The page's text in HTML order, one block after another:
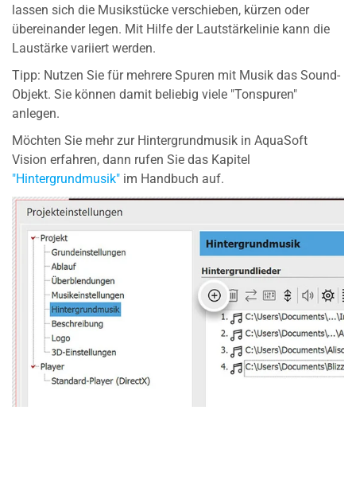
lassen sich die Musikstücke verschieben, kürzen oder
übereinander legen. Mit Hilfe der Lautstärkelinie kann die
Laustärke variiert werden.
Tipp: Nutzen Sie für mehrere Spuren mit Musik das Sound-
Objekt. Sie können damit beliebig viele "Tonspuren"
anlegen.
Möchten Sie mehr zur Hintergrundmusik in AquaSoft
Vision erfahren, dann rufen Sie das Kapitel
"Hintergrundmusik" im Handbuch auf.